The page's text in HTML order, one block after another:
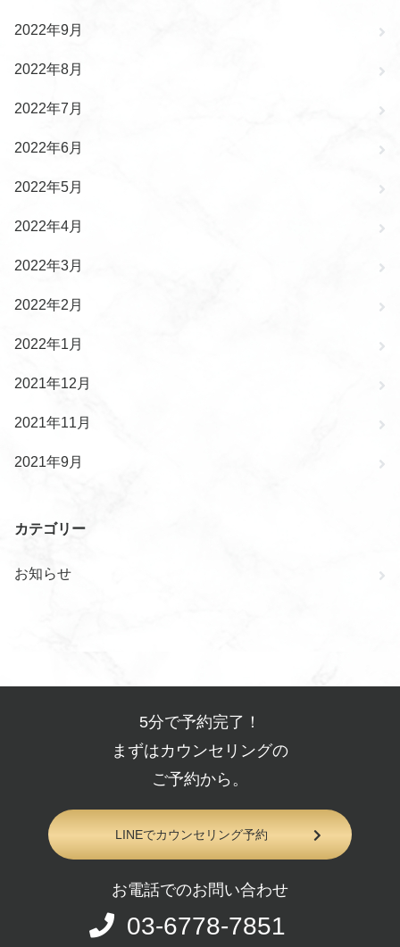
2022年9月
2022年8月
2022年7月
2022年6月
2022年5月
2022年4月
2022年3月
2022年2月
2022年1月
2021年12月
2021年11月
2021年9月
カテゴリー
お知らせ
5分で予約完了！
まずはカウンセリングの
ご予約から。
LINEでカウンセリング予約
お電話でのお問い合わせ
03-6778-7851